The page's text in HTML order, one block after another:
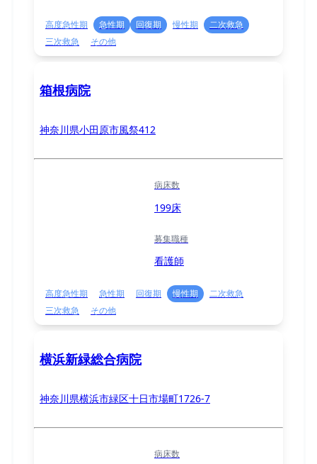
高度急性期 急性期 回復期 慢性期
二次救急
三次救急
その他
箱根病院
神奈川県小田原市風祭412
病床数
199床
募集職種
看護師
高度急性期 急性期 回復期 慢性期
二次救急
三次救急
その他
横浜新緑総合病院
神奈川県横浜市緑区十日市場町1726-7
病床数